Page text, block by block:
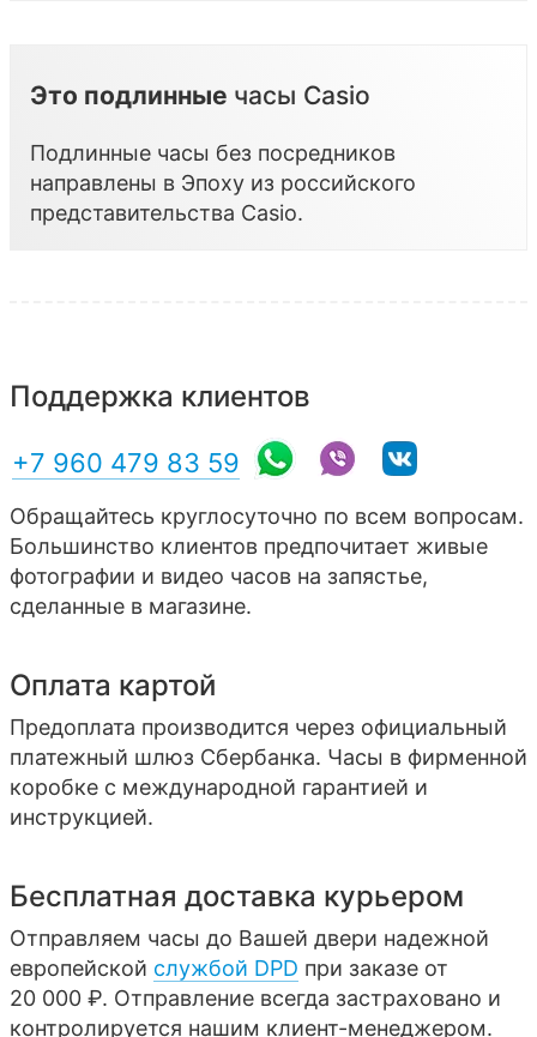
Это подлинные часы Casio
Подлинные часы без посредников
направлены в Эпоху из российского
представительства Casio.
Поддержка клиентов
+7 960 479 83 59
Обращайтесь круглосуточно по всем вопросам.
Большинство клиентов предпочитает живые
фотографии и видео часов на запястье,
сделанные в магазине.
Оплата картой
Предоплата производится через официальный
платежный шлюз Сбербанка. Часы в фирменной
коробке с международной гарантией и
инструкцией.
Бесплатная доставка курьером
Отправляем часы до Вашей двери надежной
европейской службой DPD при заказе от
20 000 ₽. Отправление всегда застраховано и
контролируется нашим клиент-менеджером.